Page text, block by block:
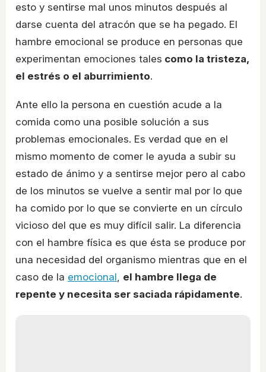
esto y sentirse mal unos minutos después al
darse cuenta del atracón que se ha pegado. El
hambre emocional se produce en personas que
experimentan emociones tales como la tristeza,
el estrés o el aburrimiento.
Ante ello la persona en cuestión acude a la
comida como una posible solución a sus
problemas emocionales. Es verdad que en el
mismo momento de comer le ayuda a subir su
estado de ánimo y a sentirse mejor pero al cabo
de los minutos se vuelve a sentir mal por lo que
ha comido por lo que se convierte en un círculo
vicioso del que es muy difícil salir. La diferencia
con el hambre física es que ésta se produce por
una necesidad del organismo mientras que en el
caso de la emocional el hambre llega de
repente y necesita ser saciada rápidamente.